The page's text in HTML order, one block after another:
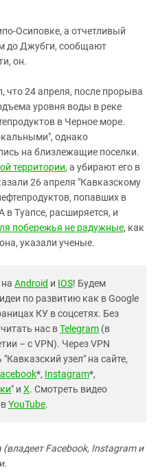
Осиповке, а отчетливый
до Джубги, сообщают
он.
что 24 апреля, после прорыва
уровня воды в реке
в Черное море.
однако
на близлежащие поселки.
территории, а убирают его в
26 апреля "Кавказскому
попавших в
Туапсе, расширяется, и
побережья не радужные, как
указали ученые.
Android и IOS! Будем
по развитию как в Google
КУ в соцсетях. Без
нас вTelegram (в
– с VPN). Через VPN
узел" на сайте,
*, Instagram*,
" и X. Смотреть видео
YouTube.
Facebook, Instagram и